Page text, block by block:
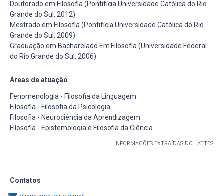
Doutorado em Filosofia (Pontifícia Universidade Católica do Rio
Grande do Sul, 2012)
Mestrado em Filosofia (Pontifícia Universidade Católica do Rio
Grande do Sul, 2009)
Graduação em Bacharelado Em Filosofia (Universidade Federal
do Rio Grande do Sul, 2006)
Áreas de atuação
Fenomenologia - Filosofia da Linguagem
Filosofia - Filosofia da Psicologia
Filosofia - Neurociência da Aprendizagem
Filosofia - Epistemologia e Filosofia da Ciência
INFORMAÇÕES EXTRAÍDAS DO LATTES
Contatos